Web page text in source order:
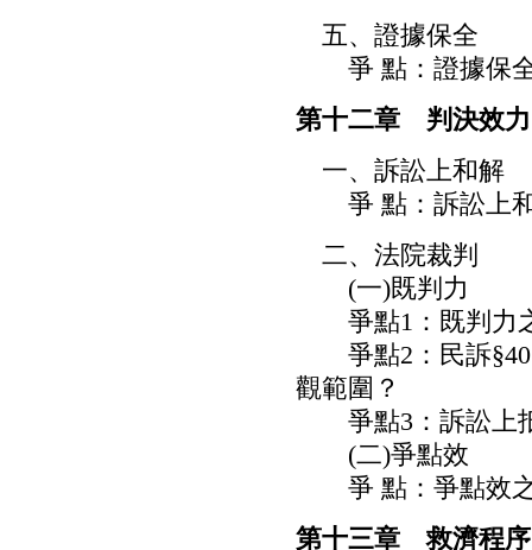
五、證據保全
爭 點：證據保全
第十二章 判決效力
一、訴訟上和解
爭 點：訴訟上和
二、法院裁判
(一)既判力
爭點1：既判力之
爭點2：民訴
觀範圍？
爭點3：訴訟上抵
(二)爭點效
爭 點：爭點效
第十三章 救濟程序